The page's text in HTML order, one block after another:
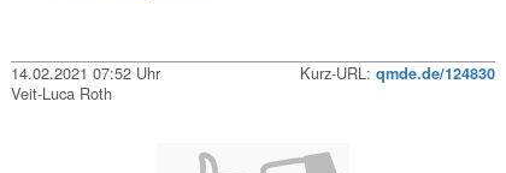
14.02.2021 07:52 Uhr Kurz-URL: qmde.de/124830
Veit-Luca Roth